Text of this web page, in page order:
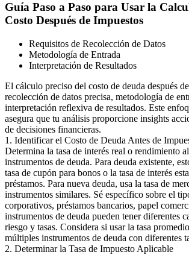
Guía Paso a Paso para Usar la
Costo Después de Impuestos
Requisitos de Recolección de Datos
Metodología de Entrada
Interpretación de Resultados
El cálculo preciso del costo de deuda después
recolección de datos precisa, metodología de
interpretación reflexiva de resultados. Este
asegura que tu análisis proporcione insights
de decisiones financieras.
1. Identificar el Costo de Deuda Antes de
Determina la tasa de interés real o rendimiento
instrumentos de deuda. Para deuda existente,
tasa de cupón para bonos o la tasa de interés
préstamos. Para nueva deuda, usa la tasa de
instrumentos similares. Sé específico sobre el
corporativos, préstamos bancarios, papel
instrumentos de deuda pueden tener diferentes
riesgo y tasas. Considera si usar la tasa
múltiples instrumentos de deuda con diferentes
2. Determinar la Tasa de Impuesto Aplicable